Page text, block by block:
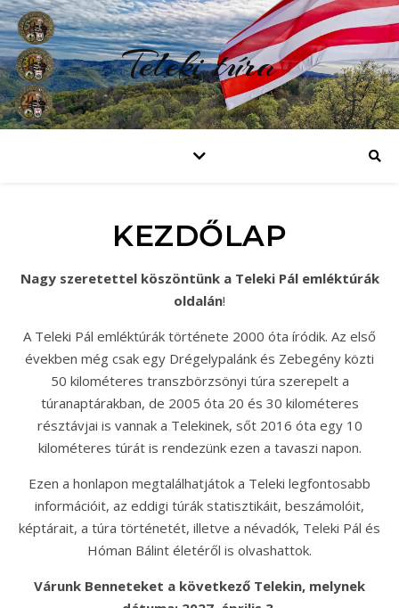
Teleki túra
KEZDŐLAP
Nagy szeretettel köszöntünk a Teleki Pál emléktúrák
oldalán!
A Teleki Pál emléktúrák története 2000 óta íródik. Az első
években még csak egy Drégelypalánk és Zebegény közti
50 kilométeres transzbörzsönyi túra szerepelt a
túranaptárakban, de 2005 óta 20 és 30 kilométeres
résztávjai is vannak a Telekinek, sőt 2016 óta egy 10
kilométeres túrát is rendezünk ezen a tavaszi napon.
Ezen a honlapon megtalálhatjátok a Teleki legfontosabb
információit, az eddigi túrák statisztikáit, beszámolóit,
képtárait, a túra történetét, illetve a névadók, Teleki Pál és
Hóman Bálint életéről is olvashattok.
Várunk Benneteket a következő Telekin, melynek